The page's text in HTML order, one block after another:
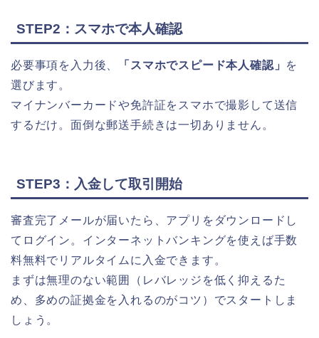
STEP2：スマホで本人確認
必要事項を入力後、 「スマホでスピード本人確認」 を
選びます。
マイナンバーカードや免許証をスマホで撮影して送信
するだけ。面倒な郵送手続きは一切ありません。
STEP3：入金して取引開始
審査完了メールが届いたら、アプリをダウンロードし
てログイン。インターネットバンキングを使えば手数
料無料でリアルタイムに入金できます。
まずは無理のない範囲（レバレッジを低く抑えるた
め、多めの証拠金を入れるのがコツ）でスタートしま
しょう。